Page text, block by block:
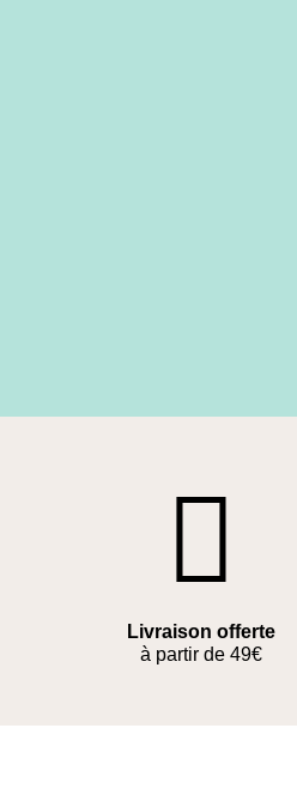
Livraison offerte
à partir de 49€